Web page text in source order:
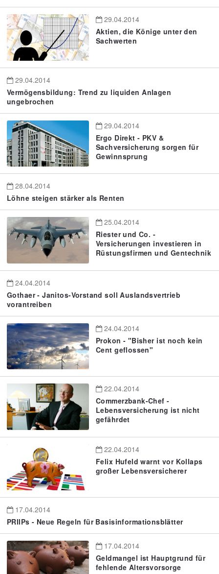
29.04.2014
Aktien, die Könige unter den
Sachwerten
29.04.2014
Vermögensbildung: Trend zu liquiden Anlagen
ungebrochen
29.04.2014
Ergo Direkt - PKV &
Sachversicherung sorgen für
Gewinnsprung
28.04.2014
Löhne steigen stärker als Renten
25.04.2014
Riester und Co. -
Versicherungen investieren in
Rüstungsfirmen und Gentechnik
24.04.2014
Gothaer - Janitos-Vorstand soll Auslandsvertrieb
vorantreiben
24.04.2014
Prokon - "Bisher ist noch kein
Cent geflossen"
22.04.2014
Commerzbank-Chef -
Lebensversicherung ist nicht
gefährdet
22.04.2014
Felix Hufeld warnt vor Kollaps
großer Lebensversicherer
17.04.2014
PRIIPs - Neue Regeln für Basisinformationsblätter
17.04.2014
Geldmangel ist Hauptgrund für
fehlende Altersvorsorge